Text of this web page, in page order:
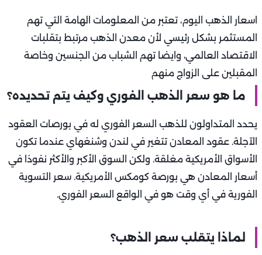
اسعار الذهب اليوم، تعتبر من المعلومات الهامة التي تهم
المستثمر بشكل رئيسي لأن معدن الذهب مرتبط بتقلبات
الاقتصاد العالمي، وايضا تهم الشباب من الجنسين وخاصة
المقبلين على الزواج منهم
ما هو سعر الذهب الفوري وكيف يتم تحديده؟
يحدد المتداولون للذهب السعر الفوري له في بورصات العقود
الآجلة. عقود المعادن تتغير في لندن وشنغهاي عندما تكون
الأسواق الأمريكية مغلقة. ولكن السوق الأكبر والأكثر نفوذا في
أسعار المعادن هي بورصة كومكس الأمريكية. سعر التسوية
الفورية في أي وقت هو في الواقع السعر الفوري.
لماذا يتقلب سعر الذهب؟